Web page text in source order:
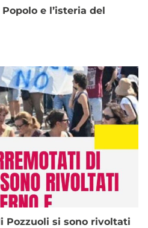
e l’isteria del
Pozzuoli si sono rivoltati